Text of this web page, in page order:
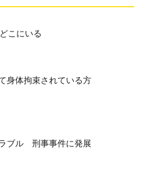
こにいる
身体拘束されている方
ブル 刑事事件に発展